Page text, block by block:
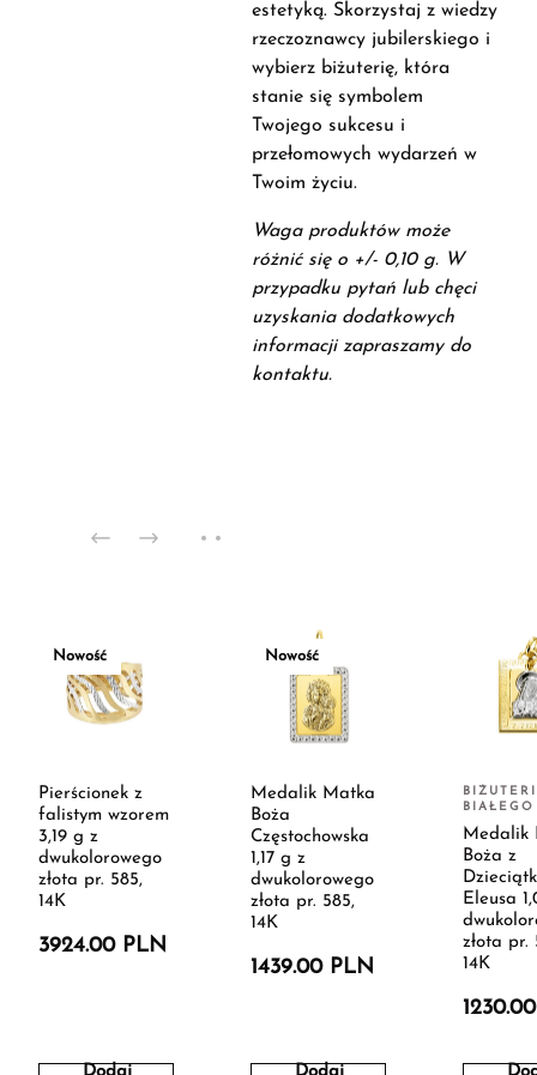
estetyką. Skorzystaj z wiedzy
rzeczoznawcy jubilerskiego i
wybierz biżuterię, która
stanie się symbolem
Twojego sukcesu i
przełomowych wydarzeń w
Twoim życiu.
Waga produktów może
różnić się o +/- 0,10 g. W
przypadku pytań lub chęci
uzyskania dodatkowych
informacji zapraszamy do
kontaktu.
Nowość
Pierścionek z
falistym wzorem
3,19 g z
dwukolorowego
złota pr. 585,
14K
3924.00 PLN
Dodaj
Nowość
Medalik Matka
Boża
Częstochowska
1,17 g z
dwukolorowego
złota pr. 585,
14K
1439.00 PLN
Dodaj
Medalik
Boża z
Eleusa
złota pr.
14K